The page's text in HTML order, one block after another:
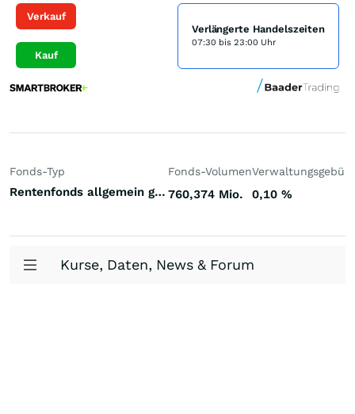
Verkauf
Kauf
Verlängerte Handelszeiten
07:30 bis 23:00 Uhr
Fonds-Typ
Rentenfonds allgemein gemischte Laufzeiten Großbritannien Britisches Pfund Sterling
Fonds-Volumen
760,374 Mio. 0,10 %
Kurse, Daten, News & Forum